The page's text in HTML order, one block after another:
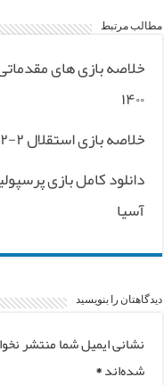
مطالب مرتبط
۱۴۰۰
خلاصه بازی استقلال ۲-۲ پرسپولیس دربی ۹۴
دانلود کامل بازی
آسیا
دیدگاهتان را بنویسید
نشانی ایمیل شما منتشر
شده‌اند*